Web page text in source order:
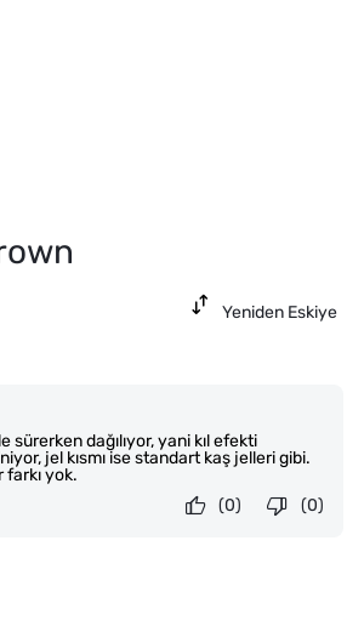
Yeniden Eskiye
dağılıyor, yani kıl efekti
jel kısmı ise standart kaş jelleri gibi.
farkı yok.
(0)
(0)